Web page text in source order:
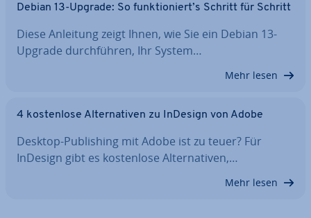
Debian 13-Upgrade: So funk­tio­niert’s Schritt für Schritt
Diese Anleitung zeigt Ihnen, wie Sie ein Debian 13-
Upgrade durch­füh­ren, Ihr System…
Mehr lesen
4 kos­ten­lo­se Al­ter­na­ti­ven zu InDesign von Adobe
Desktop-Pu­bli­shing mit Adobe ist zu teuer? Für
InDesign gibt es kos­ten­lo­se Al­ter­na­ti­ven,…
Mehr lesen